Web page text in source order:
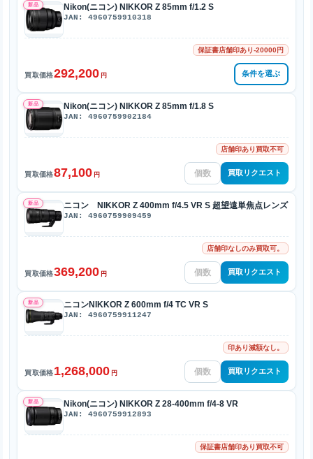
新品 Nikon(ニコン) NIKKOR Z 85mm f/1.2 S
JAN: 4960759910318
保証書店舗印あり-20000円
買取価格292,200 円 条件を選ぶ
新品 Nikon(ニコン) NIKKOR Z 85mm f/1.8 S
JAN: 4960759902184
店舗印あり買取不可
買取価格87,100 円 買取リクエスト
新品 ニコン NIKKOR Z 400mm f/4.5 VR S 超望遠単焦点レンズ
JAN: 4960759909459
店舗印なしのみ買取可。
買取価格369,200 円 買取リクエスト
新品 ニコンNIKKOR Z 600mm f/4 TC VR S
JAN: 4960759911247
印あり減額なし。
買取価格1,268,000 円 買取リクエスト
新品 Nikon(ニコン) NIKKOR Z 28-400mm f/4-8 VR
JAN: 4960759912893
保証書店舗印あり買取不可